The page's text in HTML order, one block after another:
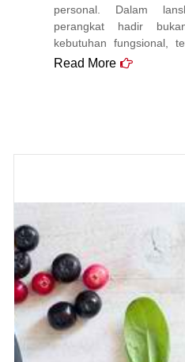
personal. Dalam
perangkat hadir
kebutuhan fungsional,
Read More